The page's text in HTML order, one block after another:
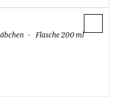
Flasche 200 ml